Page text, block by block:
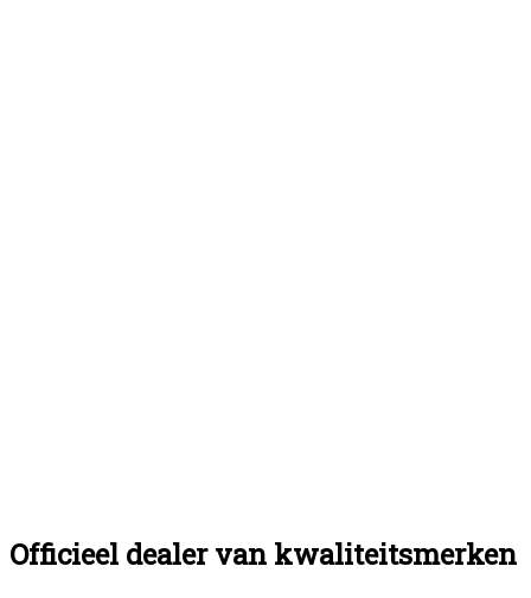
Officieel dealer van kwaliteitsmerken